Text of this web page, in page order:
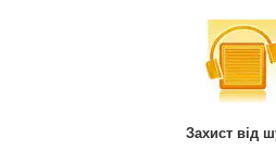
Захист від